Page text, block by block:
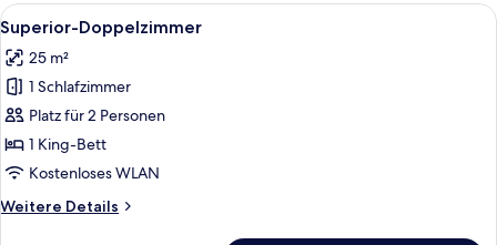
Alle
Fotos
für
Superior-
Doppelzimmer
anzeigen
Ein ordentlich eingerichtetes
8
Superior-Doppelzimmer
25 m²
1 Schlafzimmer
Platz für 2 Personen
1 King-Bett
Kostenloses WLAN
Weitere Details
Weitere